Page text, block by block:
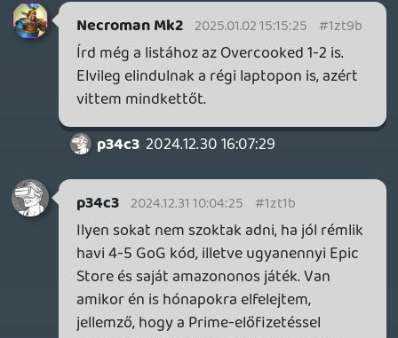
Igazán kedves gesztus, nagyon köszi, a
Hero's Hour-t és Quake 2-t berántottam.
Stadia HUN 2024.12.27 23:52:22 #1zssw
vagyok ezzel: majdhogynem több időt
szánok a játékok felkutatására, mint a
tényleges játszásra. 🙂 Szeretek csak úgy
újságokat olvasni, vagy a neten kutatni,
megismerni újdonságokat, régiségeket.
Részben amúgy pont a szűk idő miatt: azt
a kis időt, amit játékkal tudom tölteni,
szeretném a legjobban kihasználni, ehhez
pedig ismernem kell, milyen lehetőségeim